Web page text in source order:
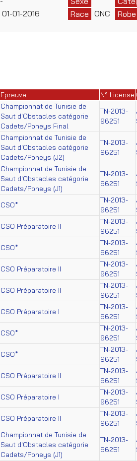
01-01-2016
Race ONC
Robe
Epreuve N° License
Championnat de Tunisie de
Saut d'Obstacles catégorie
Cadets/Poneys Final
TN-2013-
96251
Championnat de Tunisie de
Saut d'Obstacles catégorie
Cadets/Poneys (J2)
TN-2013-
96251
Championnat de Tunisie de
Saut d'Obstacles catégorie
Cadets/Poneys (J1)
TN-2013-
96251
CSO*
TN-2013-
96251
CSO Préparatoire II
TN-2013-
96251
CSO*
TN-2013-
96251
CSO Préparatoire II
TN-2013-
96251
CSO Préparatoire II
TN-2013-
96251
CSO Préparatoire I
TN-2013-
96251
CSO*
TN-2013-
96251
CSO*
TN-2013-
96251
CSO Préparatoire II
TN-2013-
96251
CSO Préparatoire I
TN-2013-
96251
CSO Préparatoire II
TN-2013-
96251
Championnat de Tunisie de
Saut d'Obstacles catégorie
Cadets/Poneys (J1)
TN-2013-
96251